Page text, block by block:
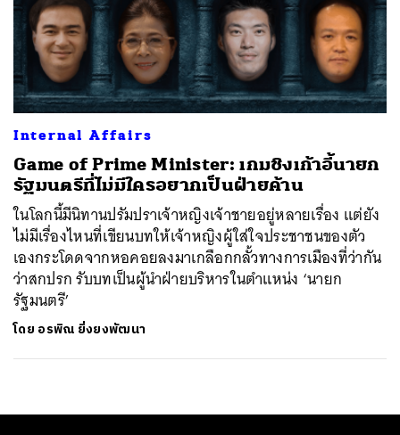
Internal Affairs
Game of Prime Minister: เกมชิงเก้าอี้นายก
รัฐมนตรีที่ไม่มีใครอยากเป็นฝ่ายค้าน
ในโลกนี้มีนิทานปรัมปราเจ้าหญิงเจ้าชายอยู่หลายเรื่อง แต่ยัง
ไม่มีเรื่องไหนที่เขียนบทให้เจ้าหญิงผู้ใส่ใจประชาชนของตัว
เองกระโดดจากหอคอยลงมาเกลือกกลั้วทางการเมืองที่ว่ากัน
ว่าสกปรก รับบทเป็นผู้นำฝ่ายบริหารในตำแหน่ง ‘นายก
รัฐมนตรี’
โดย อรพิณ ยิ่งยงพัฒนา
ค้นหา
SHARE TWEET LINE EMAIL